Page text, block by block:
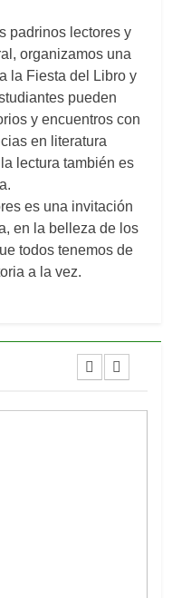
padrinos lectores y
organizamos una
la Fiesta del Libro y
pueden
y encuentros con
en literatura
lectura también es
es una invitación
en la belleza de los
todos tenemos de
a la vez.